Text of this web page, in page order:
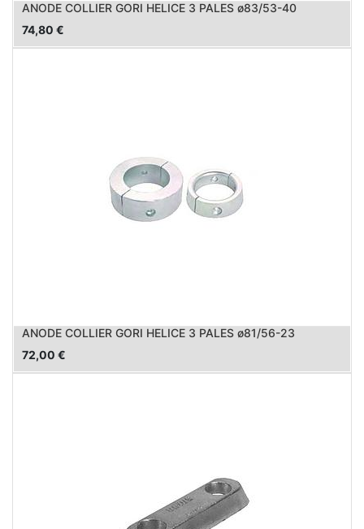
ANODE COLLIER GORI HELICE 3 PALES ø83/53-40
74,80 €
ANODE COLLIER GORI HELICE 3 PALES ø81/56-23
72,00 €